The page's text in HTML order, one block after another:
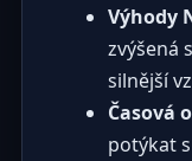
Výhody
zvýšená
silnější
Časová
potýkat